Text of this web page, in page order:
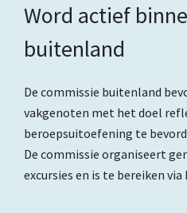
Word actief
buitenland
De commissie buitenland
vakgenoten met het doel
beroepsuitoefening te
De commissie organiseert
excursies en is te bereiken via